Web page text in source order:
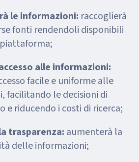
le informazioni: raccoglierà
fonti rendendoli disponibili
alle informazioni:
facile e uniforme alle
facilitando le decisioni di
e riducendo i costi di ricerca;
trasparenza: aumenterà la
delle informazioni;